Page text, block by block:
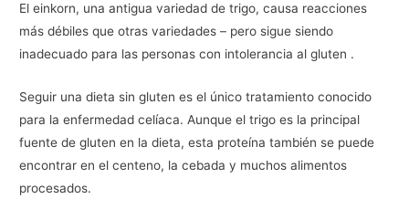
El einkorn, una antigua variedad de trigo, causa reacciones
más débiles que otras variedades – pero sigue siendo
inadecuado para las personas con intolerancia al gluten .
Seguir una dieta sin gluten es el único tratamiento conocido
para la enfermedad celíaca. Aunque el trigo es la principal
fuente de gluten en la dieta, esta proteína también se puede
encontrar en el centeno, la cebada y muchos alimentos
procesados.